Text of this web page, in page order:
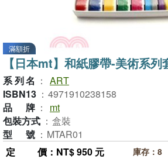
滿額折
【日本mt】和紙膠帶-美術系
系列名 ： ART
ISBN13 ： 4971910238158
品牌 ：
mt
包裝方式 ： 盒裝
型號 ： MTAR01
定價 ：NT$ 950 元
庫存：8